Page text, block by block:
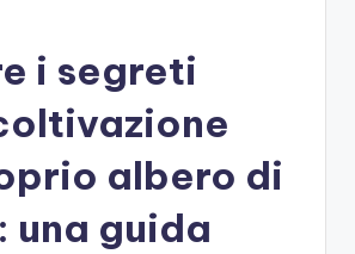
i segreti
albero di
una guida